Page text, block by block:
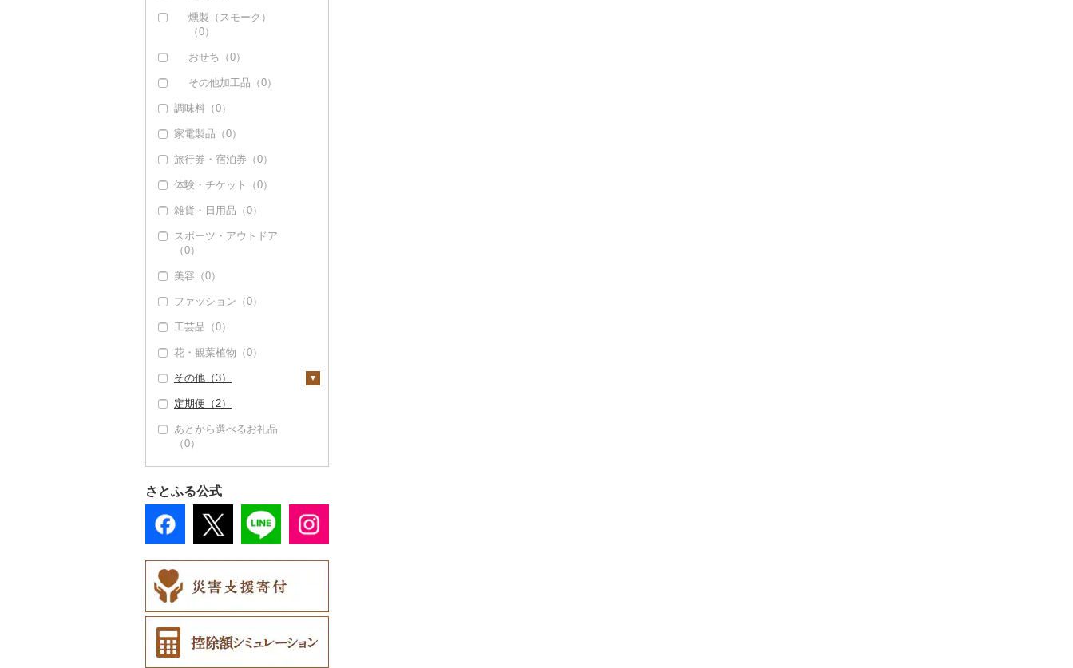
燻製（スモーク）
（0）
おせち（0）
その他加工品（0）
調味料（0）
家電製品（0）
旅行券・宿泊券（0）
体験・チケット（0）
雑貨・日用品（0）
スポーツ・アウトドア
（0）
美容（0）
ファッション（0）
工芸品（0）
花・観葉植物（0）
その他（3）
地域サービス（0）
その他（3）
定期便（2）
あとから選べるお礼品
（0）
さとふる公式